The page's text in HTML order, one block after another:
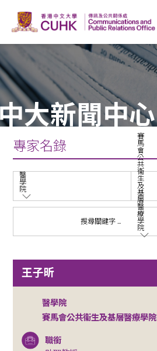
大新聞中心
專家名錄
醫
學
院
賽
馬
會
公
共
衞
生
及
基
層
醫
療
學
院
王子昕
醫學院
賽馬會公共衞生及基層醫療學院
職銜